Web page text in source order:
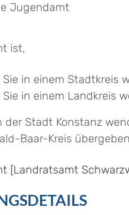
Jugendamt
ist,
Sie in einem Stadtkreis
Sie in einem Landkreis
der Stadt Konstanz
Baar-Kreis
[Landratsamt